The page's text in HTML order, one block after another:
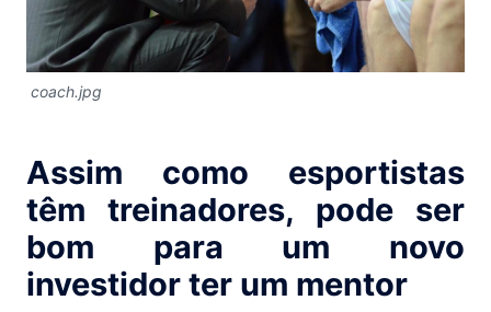
coach.jpg
Assim como esportistas
têm treinadores, pode ser
bom para um novo
investidor ter um mentor